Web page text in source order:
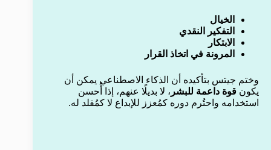
الخيال
التفكير النقدي
الابتكار
المرونة في اتخاذ القرار
وختم جيتس بتأكيده أن الذكاء الاصطناعي يمكن أن
يكون قوة داعمة للبشر ، لا بديلًا عنهم، إذا أُحسن
استخدامه واحتُرم دوره كمُعزز للإبداع لا كمُقلد له.